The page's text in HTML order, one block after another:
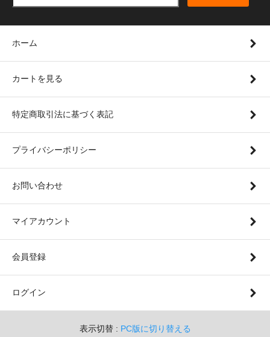
ホーム
カートを見る
特定商取引法に基づく表記
プライバシーポリシー
お問い合わせ
マイアカウント
会員登録
ログイン
表示切替 : PC版に切り替える